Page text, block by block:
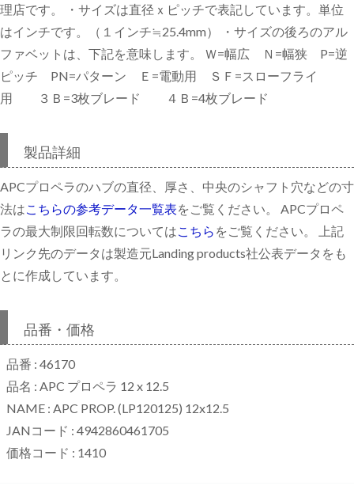
理店です。 ・サイズは直径ｘピッチで表記しています。単位
はインチです。（１インチ≒25.4mm） ・サイズの後ろのアル
ファベットは、下記を意味します。 Ｗ=幅広 Ｎ=幅狭 P=逆
ピッチ PN=パターン Ｅ=電動用 ＳＦ=スローフライ
用 ３Ｂ=3枚ブレード ４Ｂ=4枚ブレード
製品詳細
APCプロペラのハブの直径、厚さ、中央のシャフト穴などの寸
法は こちらの参考データ一覧表をご覧ください。 APCプロペ
ラの最大制限回転数については こちら をご覧ください。 上記
リンク先のデータは製造元Landing products社公表データをも
とに作成しています。
品番・価格
品番 : 46170
品名 : APC プロペラ 12 x 12.5
NAME : APC PROP. (LP120125) 12x12.5
JANコード : 4942860461705
価格コード : 1410